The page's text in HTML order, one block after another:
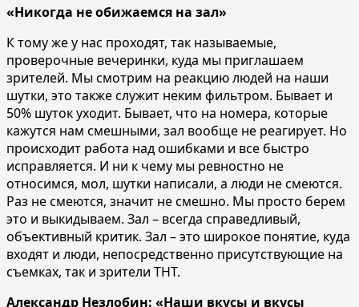
«Никогда не обижаемся на зал»
К тому же у нас проходят, так называемые,
проверочные вечеринки, куда мы приглашаем
зрителей. Мы смотрим на реакцию людей на наши
шутки, это также служит неким фильтром. Бывает и
50% шуток уходит. Бывает, что на номера, которые
кажутся нам смешными, зал вообще не реагирует. Но
происходит работа над ошибками и все быстро
исправляется. И ни к чему мы ревностно не
относимся, мол, шутки написали, а люди не смеются.
Раз не смеются, значит не смешно. Мы просто берем
это и выкидываем. Зал – всегда справедливый,
объективный критик. Зал – это широкое понятие, куда
входят и люди, непосредственно присутствующие на
съемках, так и зрители ТНТ.
Александр Незлобин: «Наши вкусы и вкусы